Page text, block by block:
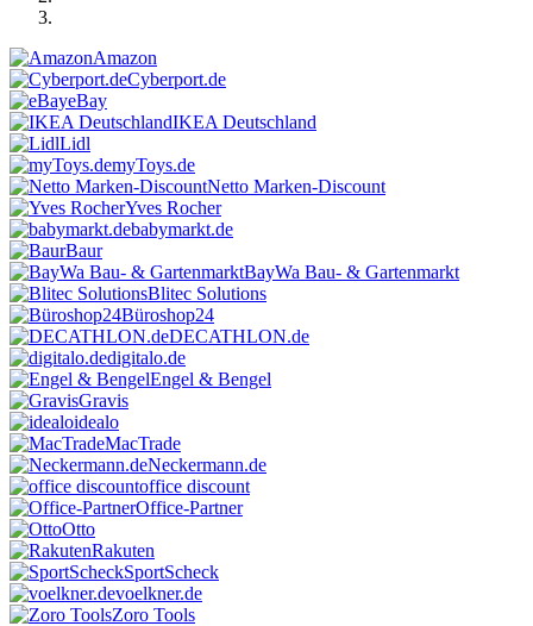
Amazon
Cyberport.de
eBay
IKEA Deutschland
Lidl
myToys.de
Netto Marken-Discount
Yves Rocher
babymarkt.de
Baur
BayWa Bau- & Gartenmarkt
Blitec Solutions
Büroshop24
DECATHLON.de
digitalo.de
Engel & Bengel
Gravis
idealo
MacTrade
Neckermann.de
office discount
Office-Partner
Otto
Rakuten
SportScheck
voelkner.de
Zoro Tools